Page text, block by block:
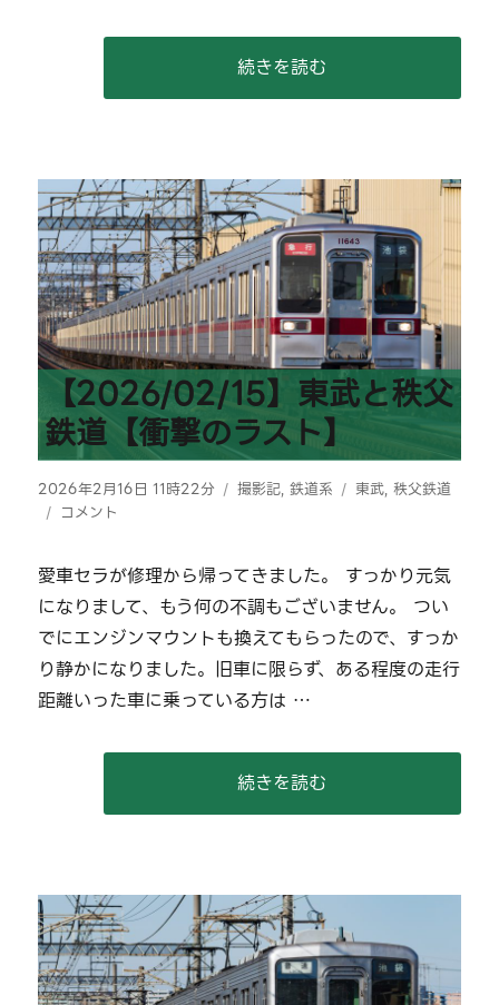
“【2026/03/01】東武伊勢崎
続きを読む
【2026/02/15】東武と秩父
鉄道【衝撃のラスト】
投
稿
2026年2月16日 11時22分
カ
ー
撮影記,鉄道系
タ
東武,秩父鉄道
【2026/02/15】
と
秩
父
鉄
道
【衝
コメント
愛車セラが修理から帰ってきました。 すっかり元気
になりまして、もう何の不調もございません。 つい
でにエンジンマウントも換えてもらったので、すっか
り静かになりました。旧車に限らず、ある程度の走行
距離いった車に乗っている方は …
“【2026/02/15】東武と秩父
続きを読む